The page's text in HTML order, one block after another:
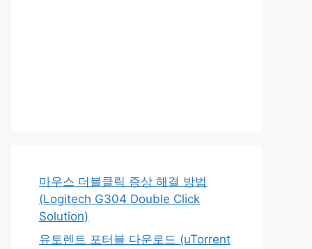
마우스 더블클릭 증상 해결 방법
(Logitech G304 Double Click
Solution)
유토렌트 포터블 다운로드 (uTorrent